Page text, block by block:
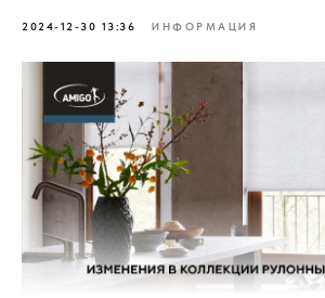
2024-12-30 13:36 ИНФОРМАЦИЯ